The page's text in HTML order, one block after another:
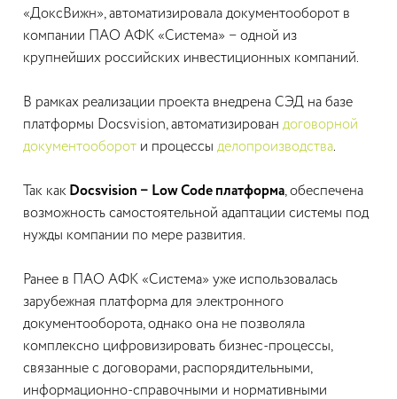
«ДоксВижн», автоматизировала документооборот в
компании ПАО АФК «Система» − одной из
крупнейших российских инвестиционных компаний.
В рамках реализации проекта внедрена СЭД на базе
платформы Docsvision, автоматизирован договорной
документооборот и процессы делопроизводства.
Так как Docsvision − Low Code платформа, обеспечена
возможность самостоятельной адаптации системы под
нужды компании по мере развития.
Ранее в ПАО АФК «Система» уже использовалась
зарубежная платформа для электронного
документооборота, однако она не позволяла
комплексно цифровизировать бизнес-процессы,
связанные с договорами, распорядительными,
информационно-справочными и нормативными